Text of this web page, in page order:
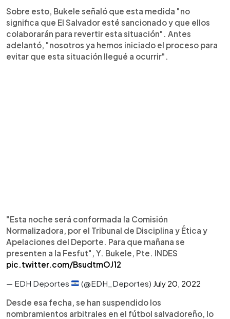
Sobre esto, Bukele señaló que esta medida "no
significa que El Salvador esté sancionado y que ellos
colaborarán para revertir esta situación". Antes
adelantó, "nosotros ya hemos iniciado el proceso para
evitar que esta situación llegué a ocurrir".
"Esta noche será conformada la Comisión
Normalizadora, por el Tribunal de Disciplina y Ética y
Apelaciones del Deporte. Para que mañana se
presenten a la Fesfut", Y. Bukele, Pte. INDES
pic.twitter.com/BsudtmOJ12
— EDH Deportes
(@EDH_Deportes) July 20, 2022
Desde esa fecha, se han suspendido los
nombramientos arbitrales en el fútbol salvadoreño, lo